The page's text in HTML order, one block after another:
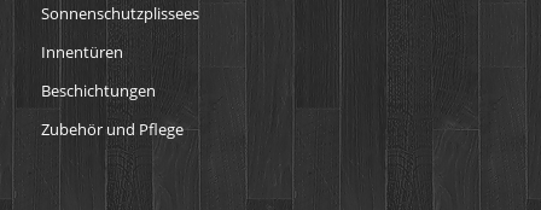
Sonnenschutzplissees
Innentüren
Beschichtungen
Zubehör und Pflege